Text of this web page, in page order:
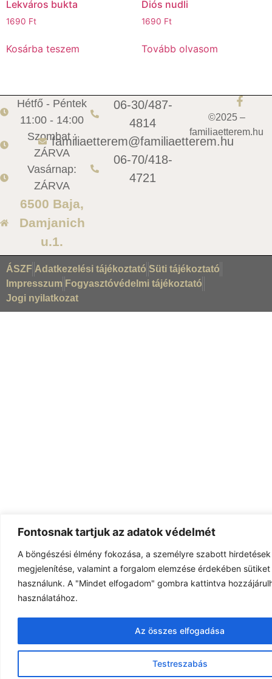
Fontosnak tartjuk az adatok védelmét
A böngészési élmény fokozása, a személyre szabott
megjelenítése, valamint a forgalom elemzése érdekében
használunk. A "Mindet elfogadom" gombra kattintva
használatához.
Testreszabás
Az összes elfogadása
Lekváros bukta
1690 Ft
Kosárba teszem
Diós nudli
1690 Ft
Tovább olvasom
Hétfő - Péntek
11:00 - 14:00
Szombat :
ZÁRVA
Vasárnap:
ZÁRVA
6500 Baja,
Damjanich
u.1.
06-30/487-
4814
familiaetterem@familiaetterem.hu
06-70/418-
4721
©2025 –
familiaetterem.hu
ÁSZF Adatkezelési tájékoztató Süti tájékoztató
Impresszum Fogyasztóvédelmi tájékoztató
Jogi nyilatkozat